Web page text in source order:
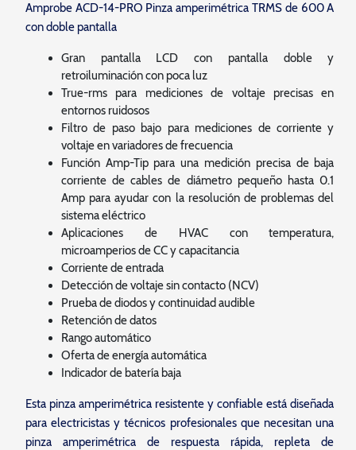
Amprobe ACD-14-PRO Pinza amperimétrica TRMS de 600 A
con doble pantalla
Gran pantalla LCD con pantalla doble y
retroiluminación con poca luz
True-rms para mediciones de voltaje precisas en
entornos ruidosos
Filtro de paso bajo para mediciones de corriente y
voltaje en variadores de frecuencia
Función Amp-Tip para una medición precisa de baja
corriente de cables de diámetro pequeño hasta 0.1
Amp para ayudar con la resolución de problemas del
sistema eléctrico
Aplicaciones de HVAC con temperatura,
microamperios de CC y capacitancia
Corriente de entrada
Detección de voltaje sin contacto (NCV)
Prueba de diodos y continuidad audible
Retención de datos
Rango automático
Oferta de energía automática
Indicador de batería baja
Esta pinza amperimétrica resistente y confiable está diseñada
para electricistas y técnicos profesionales que necesitan una
pinza amperimétrica de respuesta rápida, repleta de